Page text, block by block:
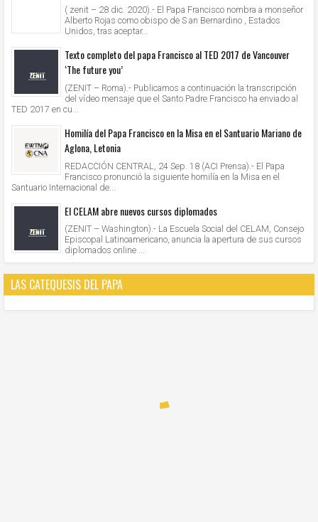
( zenit – 28 dic. 2020).- El Papa Francisco nombra a monseñor
Alberto Rojas como obispo de S an Bernardino , Estados
Unidos, tras aceptar...
Texto completo del papa Francisco al TED 2017 de Vancouver
‘The future you’
(ZENIT – Roma).- Publicamos a continuación la transcripción
del vídeo mensaje que el Santo Padre Francisco ha enviado al
TED 2017 en cu...
Homilía del Papa Francisco en la Misa en el Santuario Mariano de
Aglona, Letonia
REDACCIÓN CENTRAL, 24 Sep. 18 (ACI Prensa).- El Papa
Francisco pronunció la siguiente homilía en la Misa en el
Santuario Internacional de...
El CELAM abre nuevos cursos diplomados
(ZENIT – Washington).- La Escuela Social del CELAM, Consejo
Episcopal Latinoamericano, anuncia la apertura de sus cursos
diplomados online ...
LAS CATEQUESIS DEL PAPA